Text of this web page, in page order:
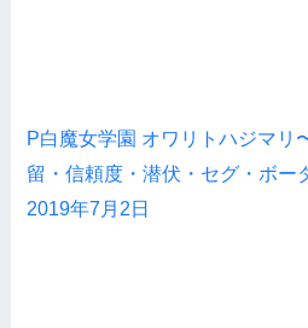
P白魔女学園 オワリトハジマリ
留・信頼度・潜伏・セグ・ボー
2019年7月2日